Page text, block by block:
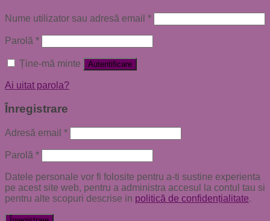
Nume utilizator sau adresă email *
Parolă *
Ține-mă minte Autentificare
Ai uitat parola?
Înregistrare
Adresă email *
Parolă *
Datele personale vor fi folosite pentru a-ti sustine experienta
pe acest site web, pentru a administra accesul la contul tau si
pentru alte scopuri descrise in politică de confidențialitate.